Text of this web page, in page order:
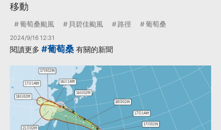
移動
葡萄桑颱風 貝碧佳颱風 路徑 葡萄桑
2024/9/16 12:31
閱讀更多 #葡萄桑 有關的新聞